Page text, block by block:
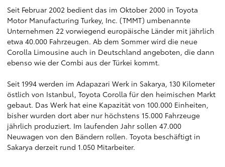
Seit Februar 2002 bedient das im Oktober 2000 in Toyota
Motor Manufacturing Turkey, Inc. (TMMT) umbenannte
Unternehmen 22 vorwiegend europäische Länder mit jährlich
etwa 40.000 Fahrzeugen. Ab dem Sommer wird die neue
Corolla Limousine auch in Deutschland angeboten, die dann
ebenso wie der Combi aus der Türkei kommt.
Seit 1994 werden im Adapazari Werk in Sakarya, 130 Kilometer
östlich von Istanbul, Toyota Corolla für den heimischen Markt
gebaut. Das Werk hat eine Kapazität von 100.000 Einheiten,
bisher wurden dort aber nur höchstens 15.000 Fahrzeuge
jährlich produziert. Im laufenden Jahr sollen 47.000
Neuwagen von den Bändern rollen. Toyota beschäftigt in
Sakarya derzeit rund 1.050 Mitarbeiter.